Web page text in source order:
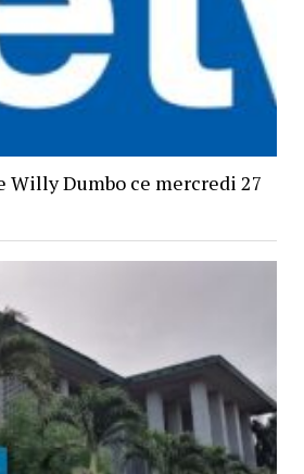
Willy Dumbo ce mercredi 27